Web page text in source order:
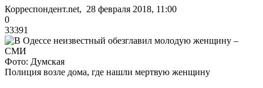
Корреспондент.net, 28 февраля 2018, 11:00
0
33391
Фото: Думская
Полиция возле дома, где нашли мертвую женщину